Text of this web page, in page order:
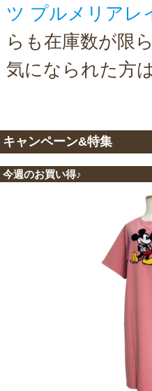
ツ プルメリアレ
らも在庫数が限
気になられた方
キャンペーン&特集
今週のお買い得♪